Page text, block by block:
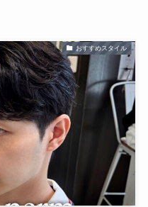
おすすめスタイル